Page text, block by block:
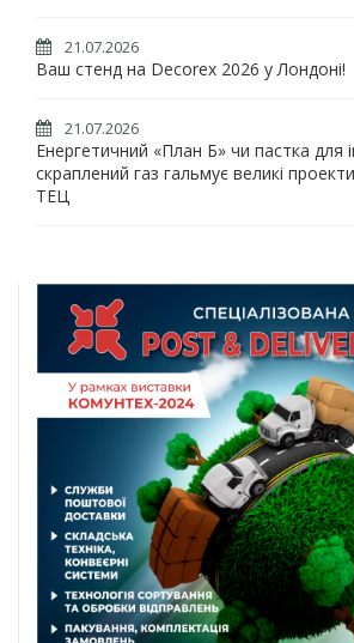
21.07.2026
Ваш стенд на Decorex 2026 у Лондоні!
21.07.2026
Енергетичний «План Б» чи пастка для
скраплений газ гальмує великі
ТЕЦ